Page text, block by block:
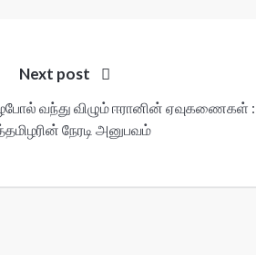
Next post
வந்து விழும் ஈரானின் ஏவுகணைகள் :
நேரடி அனுபவம்